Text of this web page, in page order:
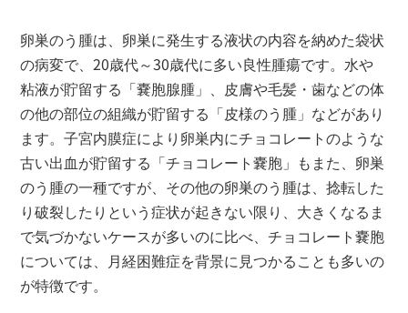
卵巣のう腫は、卵巣に発生する液状の内容を納めた袋状
の病変で、20歳代～30歳代に多い良性腫瘍です。水や
粘液が貯留する「嚢胞腺腫」、皮膚や毛髪・歯などの体
の他の部位の組織が貯留する「皮様のう腫」などがあり
ます。子宮内膜症により卵巣内にチョコレートのような
古い出血が貯留する「チョコレート嚢胞」もまた、卵巣
のう腫の一種ですが、その他の卵巣のう腫は、捻転した
り破裂したりという症状が起きない限り、大きくなるま
で気づかないケースが多いのに比べ、チョコレート嚢胞
については、月経困難症を背景に見つかることも多いの
が特徴です。